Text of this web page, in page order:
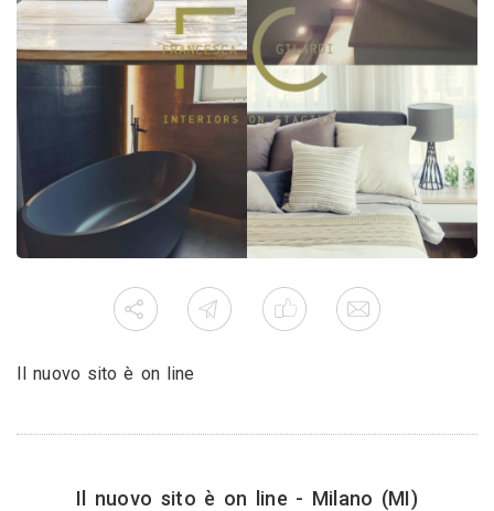
Il nuovo sito è on line
Il nuovo sito è on line - Milano (MI)